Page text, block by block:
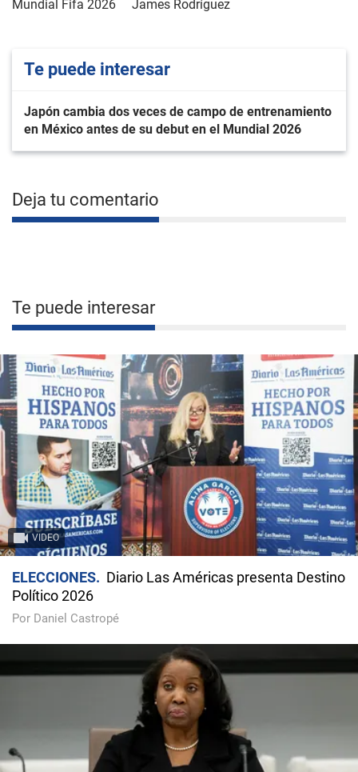
Mundial Fifa 2026 James Rodríguez
Te puede interesar
Japón cambia dos veces de campo de entrenamiento
en México antes de su debut en el Mundial 2026
Deja tu comentario
Te puede interesar
VIDEO
ELECCIONES
Diario Las Américas presenta Destino
Político 2026
Por Daniel Castropé